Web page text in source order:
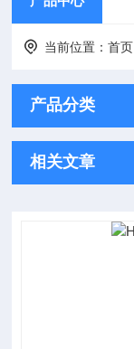
当前位置：首页
产品分类
相关文章